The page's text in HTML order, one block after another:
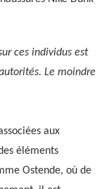
ces individus est
Le moindre
aux
éléments
Ostende, où de